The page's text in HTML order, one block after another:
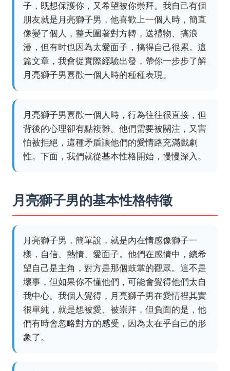
子，既想保護你，又希望被你崇拜。我自己有個
朋友就是月亮獅子男，他喜歡上一個人時，簡直
像變了個人，整天圍著對方轉，送禮物、搞浪
漫，但有时也因為太愛面子，搞得自己很累。這
篇文章，我會從實際經驗出發，帶你一步步了解
月亮獅子男喜歡一個人時的種種表現。
月亮獅子男喜歡一個人時，行為往往很直接，但
背後的心理卻有點複雜。他們需要被關注，又害
怕被拒絕，這種矛盾讓他們的愛情路充滿戲劇
性。下面，我們就從基本性格開始，慢慢深入。
月亮獅子男的基本性格特徵
月亮獅子男，簡單說，就是內在情感像獅子一
樣，自信、熱情、愛面子。他們在感情中，總希
望自己是主角，對方是那個鼓掌的觀眾。這不是
壞事，但如果你不懂他們，可能會覺得他們太自
我中心。我個人覺得，月亮獅子男在愛情裡其實
很單純，就是想被愛、被崇拜，但負面的是，他
們有時會忽略對方的感受，因為太在乎自己的形
象了。